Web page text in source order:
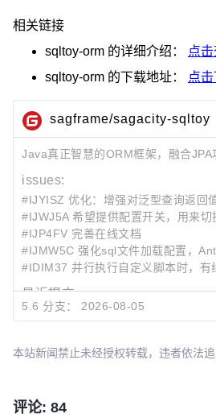
	 *
@todo 将构造好的
	 *
@throws Exception
	 */
public synchronized
		scriptLoader.putSqlToyConfig(sqlToyConfig);
	}
}
相关链接
sqltoy-orm 的详细介绍：
点
sqltoy-orm 的下载地址： 点
sagframe/sagacity-sqltoy
Java真正智慧的ORM框架，融合
issues:
#IJYISZ 优化：增强对泛型查询返回
#IJWJ5A 希望提供配置开关，用来
#IJP4FV 完善在线文档
#IJMW5C 强化sql文件加载配置，
#IDIM37 并行执行自定义脚本时，
最近提交:
ad3d8254
Merge branch 'dev' into
cf7bdd95
Update
5.6 分支： 2026-08-05
本站新闻禁止未经授权转载，违者依法
评论: 84